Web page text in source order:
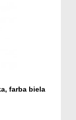
farba biela